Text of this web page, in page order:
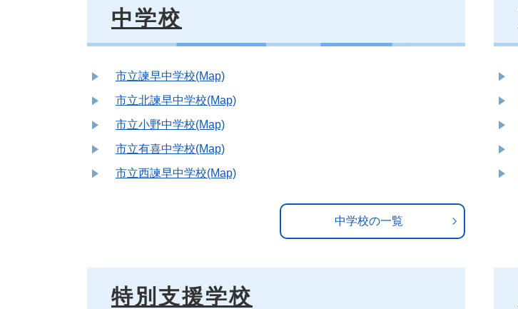
中学校
市立諫早中学校(Map)
市立北諫早中学校(Map)
市立小野中学校(Map)
市立有喜中学校(Map)
市立西諫早中学校(Map)
中学校の一覧
特別支援学校